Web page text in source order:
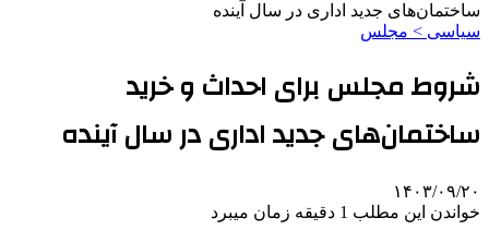
ساختمان‌های جدید اداری در سال آینده
سیاسی > مجلس
شروط مجلس برای احداث و خرید
ساختمان‌های جدید اداری در سال آینده
۱۴۰۳/۰۹/۲۰
خواندن این مطلب 1 دقیقه زمان میبرد